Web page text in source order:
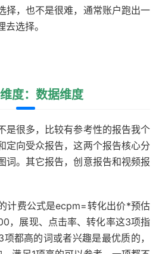
择，也不是很难，通常账户跑出一
选择。
度：数据维度
是很多，比较有参考性的报告我个
定向受众报告，这两个报告核心分
词。其它报告，创意报告和视频报
计费公式是ecpm=转化出价*预估
，展现、点击率、转化率这3项指
都高的词或者兴趣是最优质的，